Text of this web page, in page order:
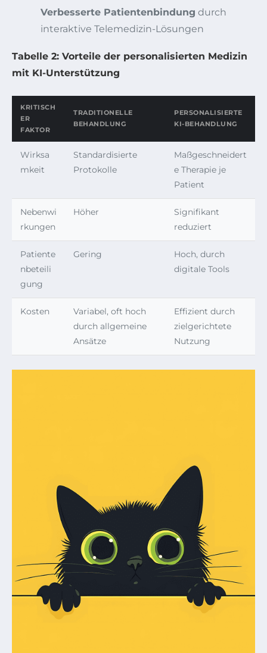
Verbesserte Patientenbindung durch
interaktive Telemedizin-Lösungen
Tabelle 2: Vorteile der personalisierten Medizin
mit KI-Unterstützung
KRITISCH
ER
FAKTOR
TRADITIONELLE
BEHANDLUNG
PERSONALISIERTE
KI-BEHANDLUNG
Wirksa
mkeit
Standardisierte
Protokolle
Maßgeschneidert
e Therapie je
Patient
Nebenwi
rkungen
Höher
Signifikant
reduziert
Patiente
nbeteili
gung
Gering
Hoch, durch
digitale Tools
Kosten
Variabel, oft hoch
durch allgemeine
Ansätze
Effizient durch
zielgerichtete
Nutzung